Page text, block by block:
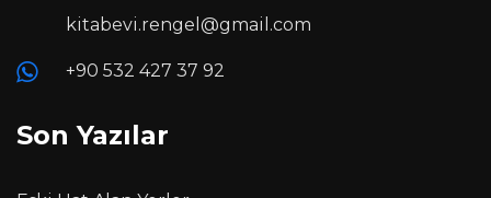
kitabevi.rengel@gmail.com
+90 532 427 37 92
Son Yazılar